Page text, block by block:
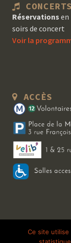
Réservations en
soirs de concert
Voir la
ACCÈS
Copyright 2026 Le
Ce site